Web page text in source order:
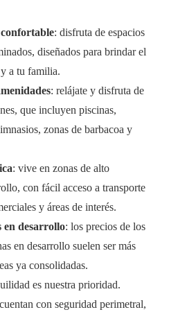
: disfruta de espacios
diseñados para brindar el
a tu familia.
: relájate y disfruta de
que incluyen piscinas,
zonas de barbacoa y
: vive en zonas de alto
con fácil acceso a transporte
y áreas de interés.
en desarrollo: los precios de los
en desarrollo suelen ser más
ya consolidadas.
es nuestra prioridad.
con seguridad perimetral,